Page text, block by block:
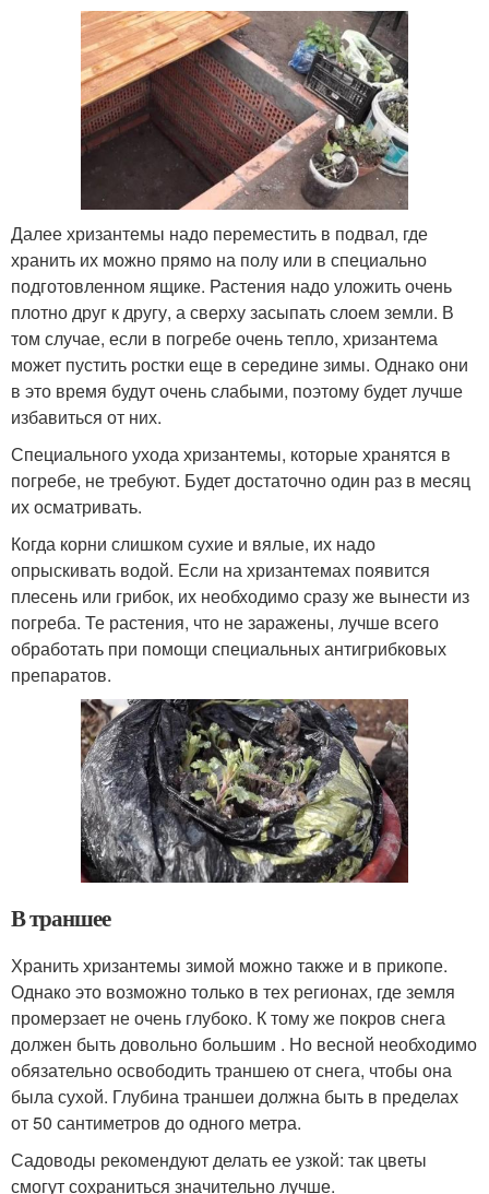
Далее хризантемы надо переместить в подвал, где
хранить их можно прямо на полу или в специально
подготовленном ящике. Растения надо уложить очень
плотно друг к другу, а сверху засыпать слоем земли. В
том случае, если в погребе очень тепло, хризантема
может пустить ростки еще в середине зимы. Однако они
в это время будут очень слабыми, поэтому будет лучше
избавиться от них.
Специального ухода хризантемы, которые хранятся в
погребе, не требуют. Будет достаточно один раз в месяц
их осматривать.
Когда корни слишком сухие и вялые, их надо
опрыскивать водой. Если на хризантемах появится
плесень или грибок, их необходимо сразу же вынести из
погреба. Те растения, что не заражены, лучше всего
обработать при помощи специальных антигрибковых
препаратов.
В траншее
Хранить хризантемы зимой можно также и в прикопе.
Однако это возможно только в тех регионах, где земля
промерзает не очень глубоко. К тому же покров снега
должен быть довольно большим . Но весной необходимо
обязательно освободить траншею от снега, чтобы она
была сухой. Глубина траншеи должна быть в пределах
от 50 сантиметров до одного метра.
Садоводы рекомендуют делать ее узкой: так цветы
смогут сохраниться значительно лучше.